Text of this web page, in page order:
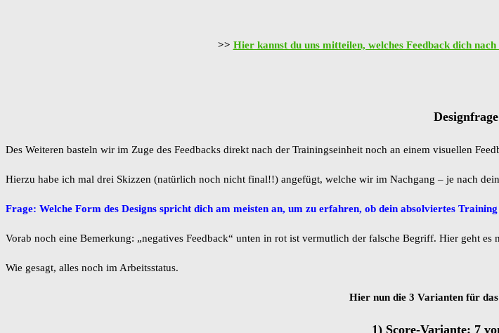
>> Hier kannst du uns mitteilen, welches Feedback dich
Des Weiteren basteln wir im Zuge des Feedbacks direkt nach der Trainingseinheit noch an einem visuellen
Hierzu habe ich mal drei Skizzen (natürlich noch nicht final!!) angefügt, welche wir im Nachgang – je nach
Frage: Welche Form des Designs spricht dich am meisten an, um zu erfahren, ob dein absolviertes
Vorab noch eine Bemerkung: „negatives Feedback“ unten in rot ist vermutlich der falsche Begriff. Hier geht
Wie gesagt, alles noch im Arbeitsstatus.
Hier nun die 3 Varianten für
1) Score-Variante: 7